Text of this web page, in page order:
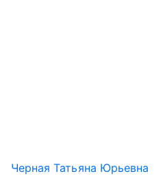
Черная Татьяна Юрьевна